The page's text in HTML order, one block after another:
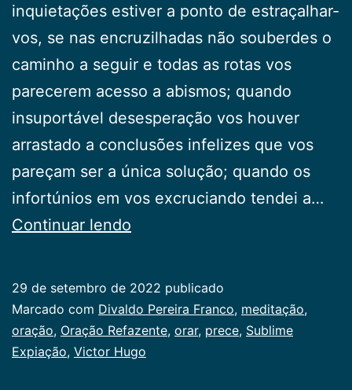
inquietações estiver a ponto de estraçalhar-
vos, se nas encruzilhadas não souberdes o
caminho a seguir e todas as rotas vos
parecerem acesso a abismos; quando
insuportável desesperação vos houver
arrastado a conclusões infelizes que vos
pareçam ser a única solução; quando os
infortúnios em vos excruciando tendei a…
Continuar lendo
29 de setembro de 2022 publicado
Categorizado
como
Publicogeral
Marcado com Divaldo Pereira Franco, meditação,
oração, Oração Refazente, orar, prece, Sublime
Expiação, Victor Hugo